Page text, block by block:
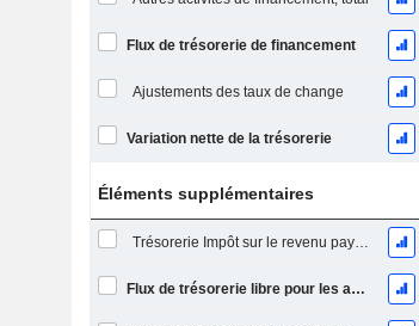
Flux de trésorerie de financement
Ajustements des taux de change
Variation nette de la trésorerie
Éléments supplémentaires
Trésorerie Impôt sur le revenu payé (remboursement)Impôt effectivement payé (remboursé) sur l’exercice
Flux de trésorerie libre pour les actionnaires FCFE